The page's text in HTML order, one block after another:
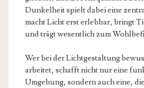
Dunkelheit spielt dabei eine
macht Licht erst erlebbar, bringt
und trägt wesentlich zum
Wer bei der Lichtgestaltung
arbeitet, schafft nicht nur eine
Umgebung, sondern auch eine,